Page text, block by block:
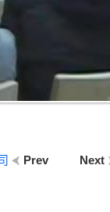
Prev Next